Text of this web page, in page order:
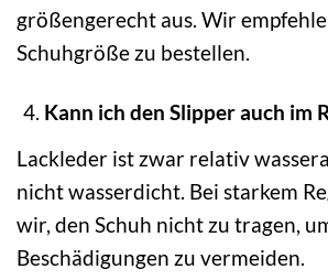
größengerecht aus. Wir
Schuhgröße zu bestellen.
Kann ich den Slipper auch im
Lackleder ist zwar relativ
nicht wasserdicht. Bei starkem
wir, den Schuh nicht zu tragen,
Beschädigungen zu vermeiden.